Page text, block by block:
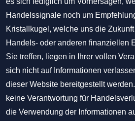
Handelssignale noch um
Kristallkugel, welche uns die
Handels- oder anderen finanziellen
Sie treffen, liegen in Ihrer vollen
sich nicht auf Informationen
dieser Website bereitgestellt
keine Verantwortung für
die Verwendung der Informationen